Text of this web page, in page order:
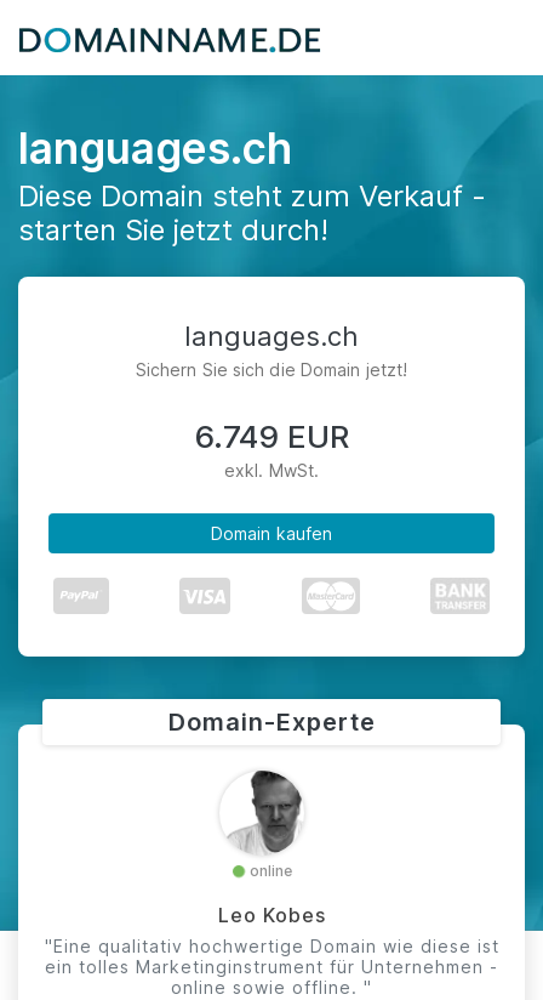
languages.ch
Diese Domain steht zum Verkauf -
starten Sie jetzt durch!
languages.ch
Sichern Sie sich die Domain jetzt!
6.749 EUR
exkl. MwSt.
Domain kaufen
Domain-Experte
online
Leo Kobes
"Eine qualitativ hochwertige Domain wie diese ist
ein tolles Marketinginstrument für Unternehmen -
online sowie offline. "